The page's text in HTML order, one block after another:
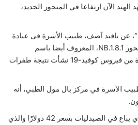
الهند الآن ارتفاعا في المتحور الجديد،
عن نافيد آصف، طبيب الأسرة في عيادة
لندن العامة قوله إن: “متحور NB.1.8.1، المعروف أيضا باسم
نيمبوس، هو سلالة جديدة من فيروس كوفيد-19 نشأت نتيجة طفرات
الأسرة في مركز بال مول الطبي، أنه
كريم التجاعيد الفاخر الذي يباع في الصيدليات بسعر 42 دولارًا والذي